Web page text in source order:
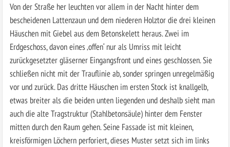
Von der Straße her leuchten vor allem in der Nacht hinter dem
bescheidenen Lattenzaun und dem niederen Holztor die drei kleinen
Häuschen mit Giebel aus dem Betonskelett heraus. Zwei im
Erdgeschoss, davon eines ‚offen‘ nur als Umriss mit leicht
zurückgesetzter gläserner Eingangsfront und eines geschlossen. Sie
schließen nicht mit der Trauflinie ab, sonder springen unregelmäßig
vor und zurück. Das dritte Häuschen im ersten Stock ist knallgelb,
etwas breiter als die beiden unten liegenden und deshalb sieht man
auch die alte Tragstruktur (Stahlbetonsäule) hinter dem Fenster
mitten durch den Raum gehen. Seine Fassade ist mit kleinen,
kreisförmigen Löchern perforiert, dieses Muster setzt sich im links